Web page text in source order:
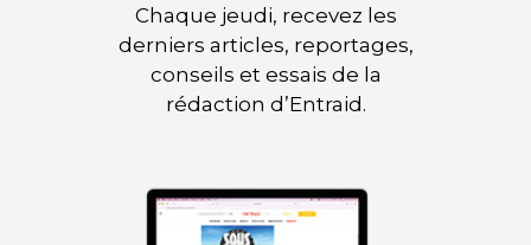
Chaque jeudi, recevez les
derniers articles, reportages,
conseils et essais de la
rédaction d’Entraid.